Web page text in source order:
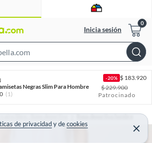
Inicia sesión
h
B
Negras Slim Para Hombre
(1)
-20% $ 183.920
$229.900
Patrocinado
de privacidadydecookies
C
e
aire libre - Ropa deportiva Ropa deportiva hombre